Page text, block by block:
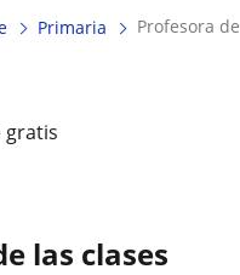
Primaria profesora
gratis
las clases